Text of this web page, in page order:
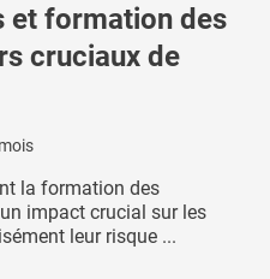
et formation des
cruciaux de
la formation des
impact crucial sur les
leur risque ...